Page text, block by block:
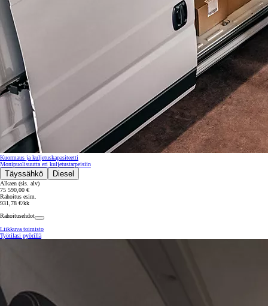
Kuormaus ja kuljetuskapasiteetti
Monipuolisuutta eri kuljetustarpeisiin
Täyssähkö Diesel
Alkaen (sis. alv)
75 590,00 €
Rahoitus esim.
931,78 €/kk
Rahoitusehdot
Liikkuva toimisto
Työtilasi pyörillä